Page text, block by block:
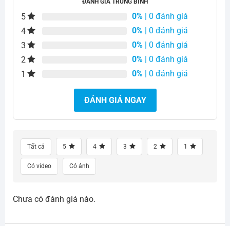
5 0% | 0 đánh giá
4
0% | 0 đánh giá
3
0% | 0 đánh giá
2
0% | 0 đánh giá
1
0% | 0 đánh giá
ĐÁNH GIÁ NGAY
Tất cả 5 4 3 2 1
Có video Có ảnh
Chưa có đánh giá nào.